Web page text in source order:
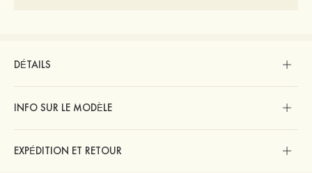
DÉTAILS
INFO SUR LE MODÈLE
EXPÉDITION ET RETOUR